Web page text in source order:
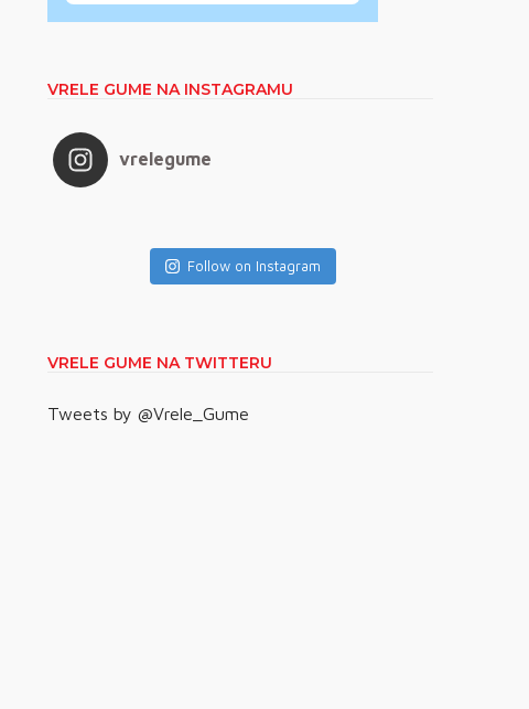
VRELE GUME NA INSTAGRAMU
vrelegume
Follow on Instagram
VRELE GUME NA TWITTERU
Tweets by @Vrele_Gume